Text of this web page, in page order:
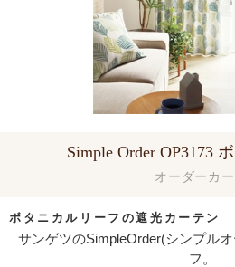
ボタニカルリーフの遮光カーテン
オーダーカ
Simple Order OP3173
サンゲツのSimpleOrder(シンプル
フ。